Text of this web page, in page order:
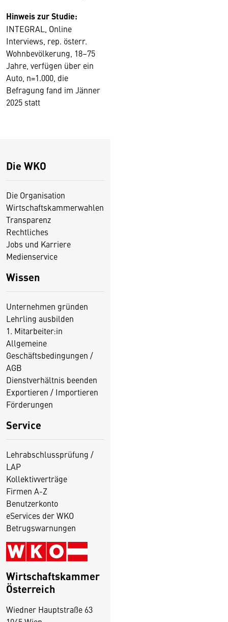
Hinweis zur Studie:
INTEGRAL, Online
Interviews, rep. österr.
Wohnbevölkerung, 18–75
Jahre, verfügen über ein
Auto, n=1.000, die
Befragung fand im Jänner
2025 statt
Die WKO
Die Organisation
Wirtschaftskammerwahlen
Transparenz
Rechtliches
Jobs und Karriere
Medienservice
Wissen
Unternehmen gründen
Lehrling ausbilden
1. Mitarbeiter:in
Allgemeine
Geschäftsbedingungen /
AGB
Dienstverhältnis beenden
Exportieren / Importieren
Förderungen
Service
Lehrabschlussprüfung /
LAP
Kollektivverträge
Firmen A-Z
Benutzerkonto
eServices der WKO
Betrugswarnungen
Wirtschaftskammer
Österreich
Wiedner Hauptstraße 63